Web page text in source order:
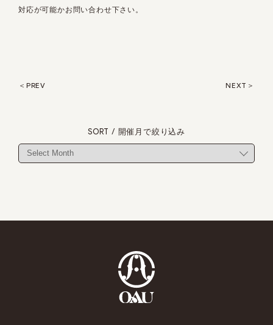
対応が可能かお問い合わせ下さい。
NEXT
PREV
SORT / 開催月で絞り込み